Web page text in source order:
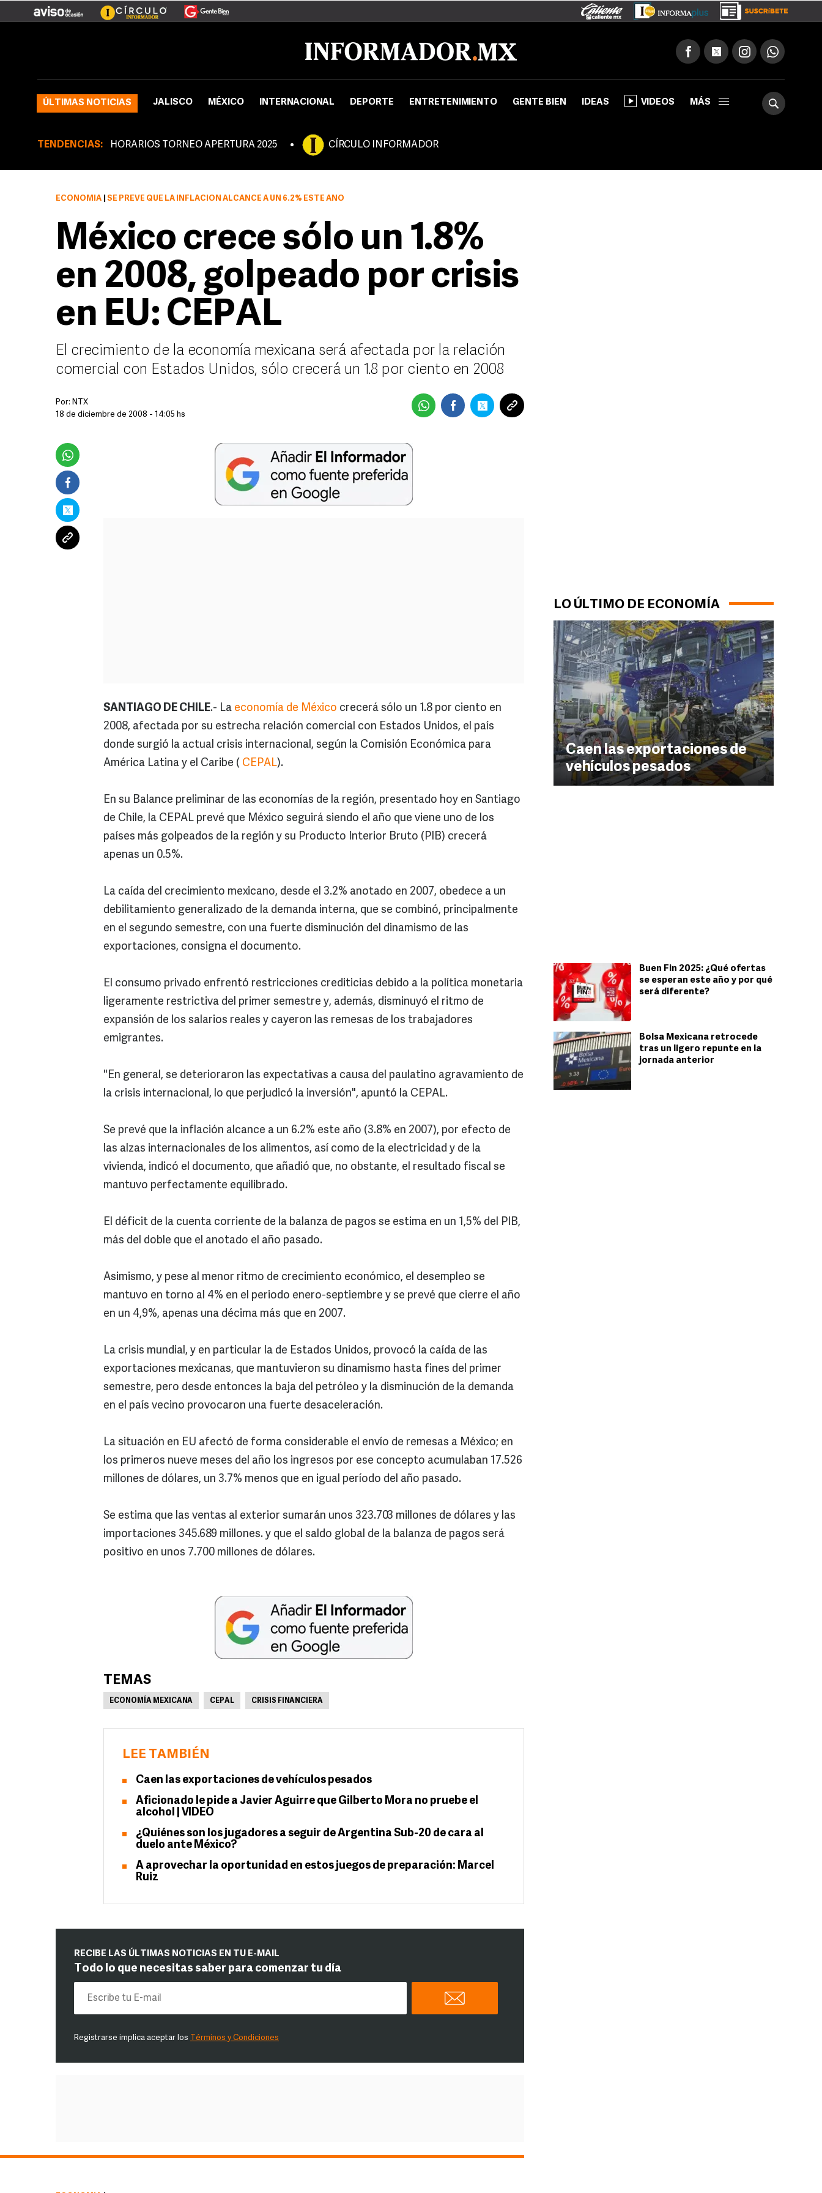
ÚLTIMAS NOTICIAS JALISCO MÉXICO INTERNACIONAL DEPORTE ENTRETENIMIENTO GENTE BIEN IDEAS VIDEOS MÁS
TENDENCIAS: HORARIOS TORNEO APERTURA 2025 CÍRCULO INFORMADOR
LO ÚLTIMO DE ECONOMÍA
Caen las exportaciones de
vehículos pesados
Buen Fin 2025: ¿Qué ofertas
se esperan este año y por qué
será diferente?
Bolsa Mexicana retrocede
tras un ligero repunte en la
jornada anterior
ECONOMÍA SE PREVÉ QUE LA INFLACIÓN ALCANCE A UN 6.2% ESTE AÑO
México crece sólo un 1.8%
en 2008, golpeado por crisis
en EU: CEPAL
El crecimiento de la economía mexicana será afectada por la relación
comercial con Estados Unidos, sólo crecerá un 1.8 por ciento en 2008
Por: NTX
18 de diciembre de 2008 - 14:05 hs
SANTIAGO DE CHILE.- La economía de México crecerá sólo un 1.8 por ciento en
2008, afectada por su estrecha relación comercial con Estados Unidos, el país
donde surgió la actual crisis internacional, según la Comisión Económica para
América Latina y el Caribe ( CEPAL).
En su Balance preliminar de las economías de la región, presentado hoy en Santiago
de Chile, la CEPAL prevé que México seguirá siendo el año que viene uno de los
países más golpeados de la región y su Producto Interior Bruto (PIB) crecerá
apenas un 0.5%.
La caída del crecimiento mexicano, desde el 3.2% anotado en 2007, obedece a un
debilitamiento generalizado de la demanda interna, que se combinó, principalmente
en el segundo semestre, con una fuerte disminución del dinamismo de las
exportaciones, consigna el documento.
El consumo privado enfrentó restricciones crediticias debido a la política monetaria
ligeramente restrictiva del primer semestre y, además, disminuyó el ritmo de
expansión de los salarios reales y cayeron las remesas de los trabajadores
emigrantes.
"En general, se deterioraron las expectativas a causa del paulatino agravamiento de
la crisis internacional, lo que perjudicó la inversión", apuntó la CEPAL.
Se prevé que la inflación alcance a un 6.2% este año (3.8% en 2007), por efecto de
las alzas internacionales de los alimentos, así como de la electricidad y de la
vivienda, indicó el documento, que añadió que, no obstante, el resultado fiscal se
mantuvo perfectamente equilibrado.
El déficit de la cuenta corriente de la balanza de pagos se estima en un 1,5% del PIB,
más del doble que el anotado el año pasado.
Asimismo, y pese al menor ritmo de crecimiento económico, el desempleo se
mantuvo en torno al 4% en el periodo enero-septiembre y se prevé que cierre el año
en un 4,9%, apenas una décima más que en 2007.
La crisis mundial, y en particular la de Estados Unidos, provocó la caída de las
exportaciones mexicanas, que mantuvieron su dinamismo hasta fines del primer
semestre, pero desde entonces la baja del petróleo y la disminución de la demanda
en el país vecino provocaron una fuerte desaceleración.
La situación en EU afectó de forma considerable el envío de remesas a México; en
los primeros nueve meses del año los ingresos por ese concepto acumulaban 17.526
millones de dólares, un 3.7% menos que en igual período del año pasado.
Se estima que las ventas al exterior sumarán unos 323.703 millones de dólares y las
importaciones 345.689 millones. y que el saldo global de la balanza de pagos será
positivo en unos 7.700 millones de dólares.
TEMAS
ECONOMÍA MEXICANA CEPAL CRISIS FINANCIERA
LEE TAMBIÉN
Caen las exportaciones de vehículos pesados
Aficionado le pide a Javier Aguirre que Gilberto Mora no pruebe el
alcohol | VIDEO
¿Quiénes son los jugadores a seguir de Argentina Sub-20 de cara al
duelo ante México?
A aprovechar la oportunidad en estos juegos de preparación: Marcel
Ruiz
RECIBE LAS ÚLTIMAS NOTICIAS EN TU E-MAIL
Todo lo que necesitas saber para comenzar tu día
Registrarse implica aceptar los Términos y Condiciones